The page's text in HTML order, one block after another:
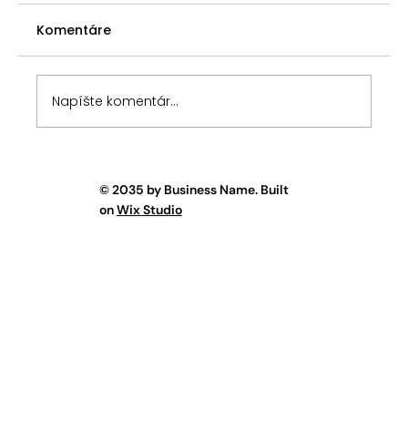
prejavu vôle
V článku Zákonné predkupné právo
spoluvlastníka som poukázal na tri
spôsoby riešenia situácie pri porušení
predkupného práva podielového
spoluvlastníka v prípade, keď prevádzajúci
Komentáre
Napíšte komentár...
© 2035 by Business Name. Built
onWix Studio